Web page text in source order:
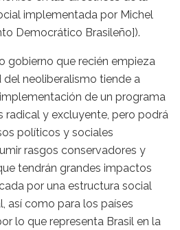
implementada por Michel
Democrático Brasileño]).
gobierno que recién empieza
del neoliberalismo tiende a
de un programa
y excluyente, pero podrá
políticos y sociales
rasgos conservadores y
tendrán grandes impactos
por una estructura social
así como para los países
lo que representa Brasil en la